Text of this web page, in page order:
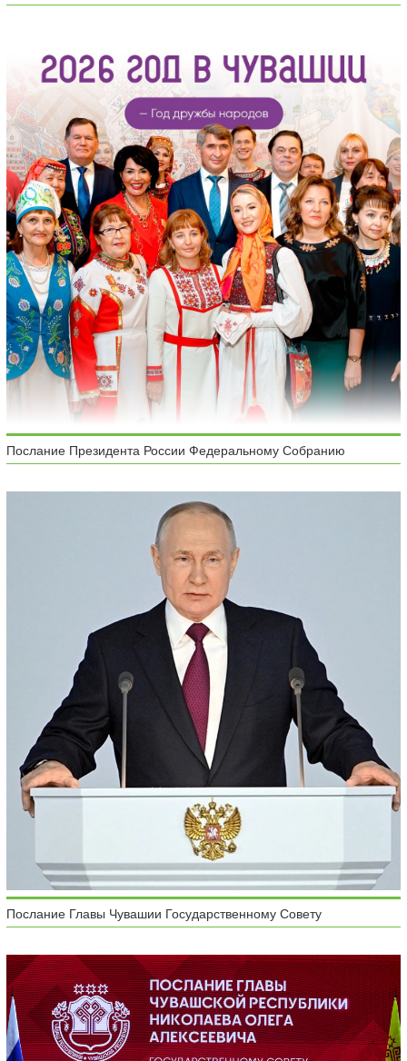
Послание Президента России Федеральному Собранию
Послание Главы Чувашии Государственному Совету